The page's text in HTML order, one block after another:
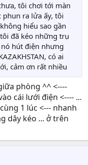
tôi chơi tới màn
ra lửa ấy, tôi
hiểu sao gần
đã kéo những trụ
hút điện nhưng
có ai
cảm ơn rất nhiều
phòng ^^ <----
cái lưới điện <---- ...
1 lúc <--- nhanh
dây kéo ... ở trên